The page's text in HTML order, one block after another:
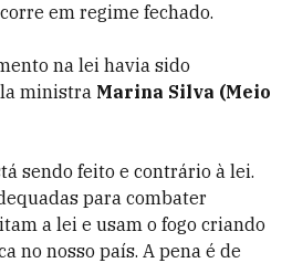
em regime fechado.
na lei havia sido
ministra Marina Silva (Meio
sendo feito e contrário à lei.
para combater
a lei e usam o fogo criando
no nosso país. A pena é de